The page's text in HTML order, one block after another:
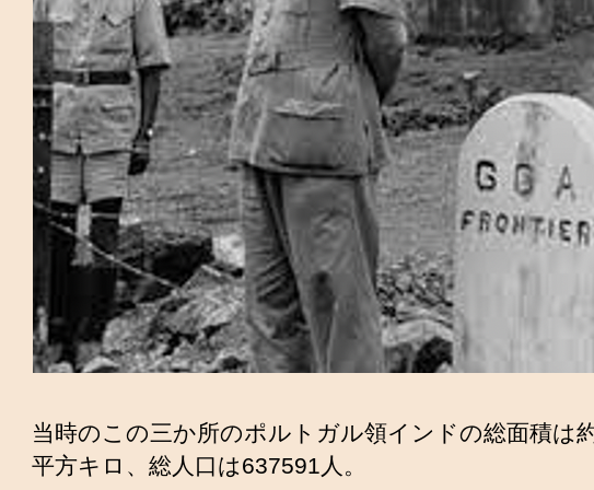
当時のこの三か所のポルトガル領インドの総面積は
平方キロ、総人口は637591人。